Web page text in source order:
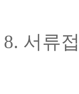
8. 서류